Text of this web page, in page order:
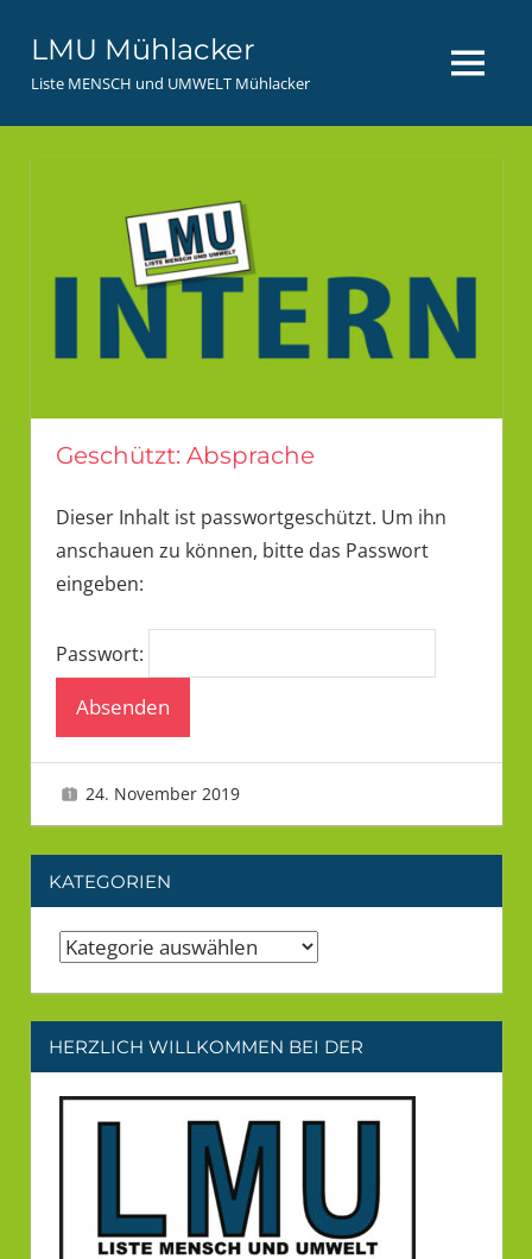
Inhalt
springen
LMU Mühlacker
Liste MENSCH und UMWELT Mühlacker MENÜ
Geschützt: Absprache
Dieser Inhalt ist passwortgeschützt. Um ihn
anschauen zu können, bitte das Passwort
eingeben:
Passwort:
24. November 2019
KATEGORIEN
Kategorien
HERZLICH WILLKOMMEN BEI DER